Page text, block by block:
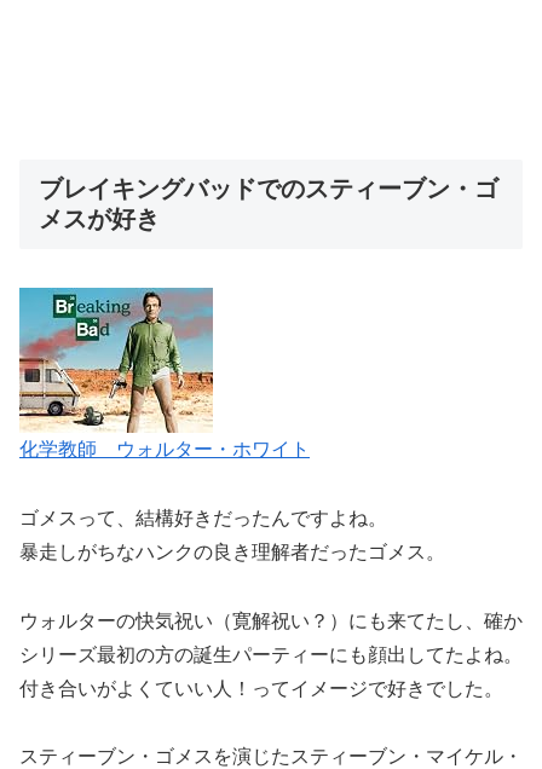
ブレイキングバッドでのスティーブン・ゴ
メスが好き
化学教師 ウォルター・ホワイト
ゴメスって、結構好きだったんですよね。
暴走しがちなハンクの良き理解者だったゴメス。
ウォルターの快気祝い（寛解祝い？）にも来てたし、確か
シリーズ最初の方の誕生パーティーにも顔出してたよね。
付き合いがよくていい人！ってイメージで好きでした。
スティーブン・ゴメスを演じたスティーブン・マイケル・